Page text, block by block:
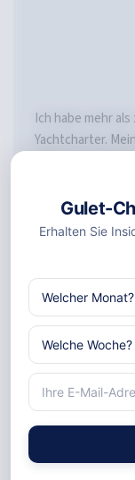
Ich habe mehr
Yachtcharter.
zahlreiche
Küstenorte der
Gulet-
Erhalten Sie